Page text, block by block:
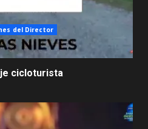
del Director
cicloturista